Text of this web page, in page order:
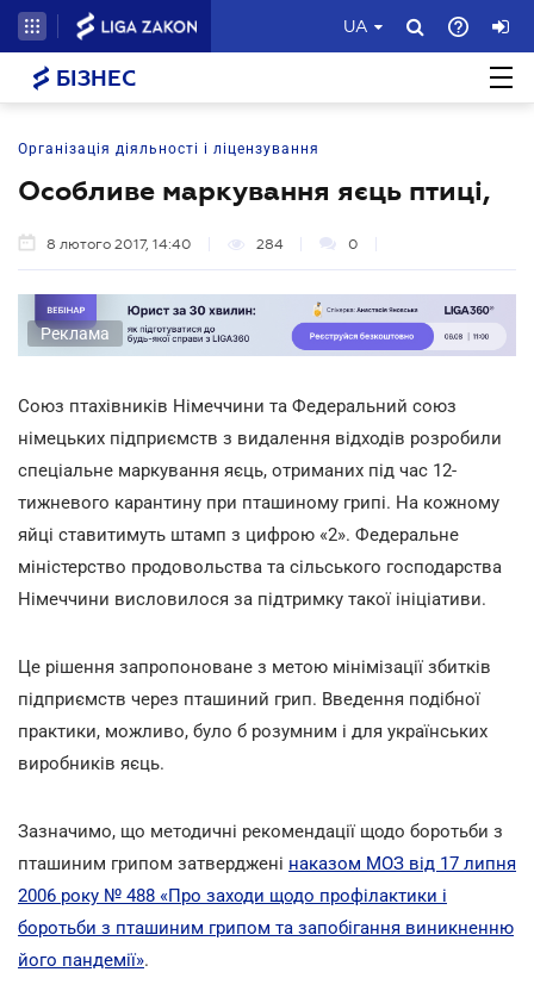
UA
БІЗНЕС
Організація діяльності і ліцензування
Особливе маркування яєць птиці,
8 лютого 2017, 14:40 284 0
Реклама
Союз птахівників Німеччини та Федеральний союз
німецьких підприємств з видалення відходів розробили
спеціальне маркування яєць, отриманих під час 12-
тижневого карантину при пташиному грипі. На кожному
яйці ставитимуть штамп з цифрою «2». Федеральне
міністерство продовольства та сільського господарства
Німеччини висловилося за підтримку такої ініціативи.
Це рішення запропоноване з метою мінімізації збитків
підприємств через пташиний грип. Введення подібної
практики, можливо, було б розумним і для українських
виробників яєць.
Зазначимо, що методичні рекомендації щодо боротьби з
пташиним грипом затверджені наказом МОЗ від 17 липня
2006 року № 488 «Про заходи щодо профілактики і
боротьби з пташиним грипом та запобігання виникненню
його пандемії».